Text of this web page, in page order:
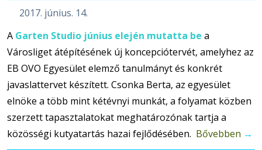
2017. június. 14.
A Garten Studio június elején mutatta be a
Városliget átépítésének új koncepciótervét, amelyhez az
EB OVO Egyesület elemző tanulmányt és konkrét
javaslattervet készített. Csonka Berta, az egyesület
elnöke a több mint kétévnyi munkát, a folyamat közben
szerzett tapasztalatokat meghatározónak tartja a
közösségi kutyatartás hazai fejlődésében. Bővebben →